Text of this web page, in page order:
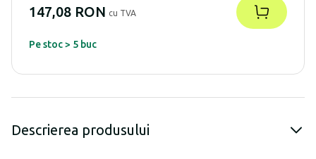
147,08 RON cu TVA
Pe stoc > 5 buc
Descrierea produsului